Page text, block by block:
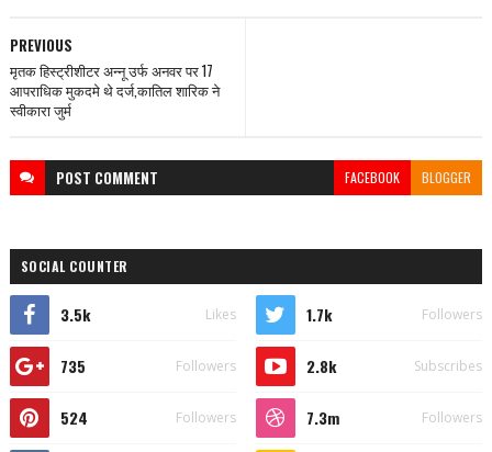
PREVIOUS
मृतक हिस्ट्रीशीटर अन्नू उर्फ अनवर पर 17
आपराधिक मुकदमे थे दर्ज,कातिल शारिक ने
स्वीकारा जुर्म
POST COMMENT FACEBOOK BLOGGER
SOCIAL COUNTER
3.5k Likes 1.7k Followers
735 Followers 2.8k Subscribes
524 Followers 7.3m Followers